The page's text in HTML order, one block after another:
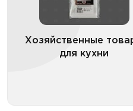
Хозяйственные
для кухни
Кухонный
для хранения и